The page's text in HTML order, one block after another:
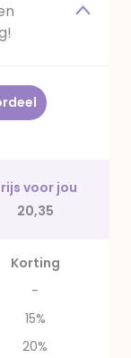
voor jou
20,35
Korting
-
15%
20%